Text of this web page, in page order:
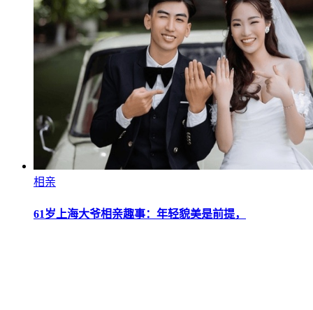
相亲
61岁上海大爷相亲趣事：年轻貌美是前提，